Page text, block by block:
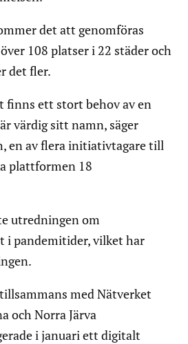
det att genomföras
108 platser i 22 städer och
det fler.
finns ett stort behov av en
värdig sitt namn, säger
en av flera initiativtagare till
plattformen 18
utredningen om
i pandemitider, vilket har
med Nätverket
och Norra Järva
i januari ett digitalt